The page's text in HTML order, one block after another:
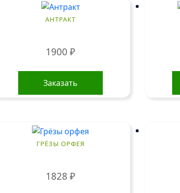
АНТРАКТ
1900 ₽
Заказать
ГРЁЗЫ ОРФЕЯ
1828 ₽